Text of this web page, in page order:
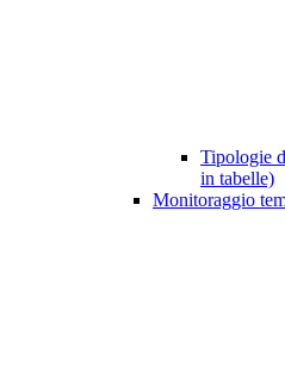
Tipologie
in tabelle)
Monitoraggio